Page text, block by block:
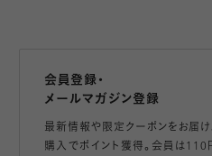
会員登録・
メールマガジン登録
最新情報や限定クーポンをお届け
購入でポイント獲得。会員は110